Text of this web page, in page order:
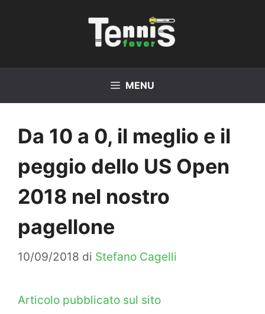
MENU
Da 10 a 0, il meglio e il
peggio dello US Open
2018 nel nostro
pagellone
10/09/2018 di Stefano Cagelli
Articolo pubblicato sul sito